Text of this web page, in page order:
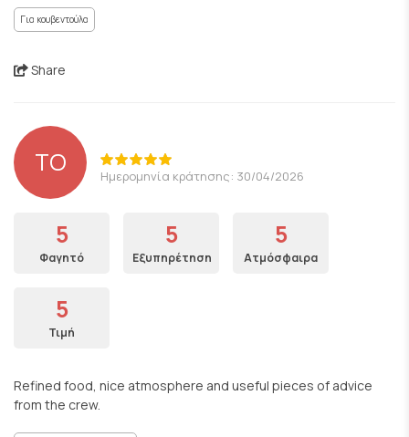
Για κουβεντούλα
Share
TO Ημερομηνία κράτησης: 30/04/2026
5
Φαγητό
5
Εξυπηρέτηση
5
Ατμόσφαιρα
5
Τιμή
Refined food, nice atmosphere and useful pieces of advice
from the crew.